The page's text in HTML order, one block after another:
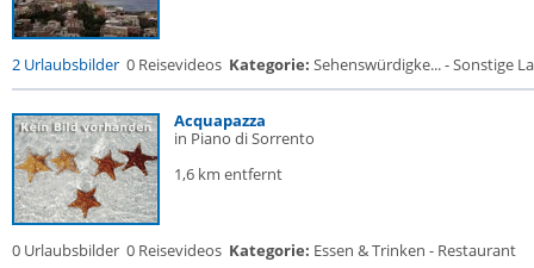
2 Urlaubsbilder 0 Reisevideos Kategorie: Sehenswürdigke... - Sonstige
Acquapazza
in Piano di Sorrento
1,6 km entfernt
0 Urlaubsbilder 0 Reisevideos Kategorie: Essen & Trinken - Restaurant